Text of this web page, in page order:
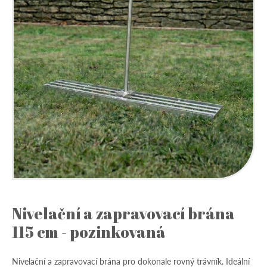
Nivelační a zapravovací brána
115 cm - pozinkovaná
Nivelační a zapravovací brána pro dokonale rovný trávník. Ideální